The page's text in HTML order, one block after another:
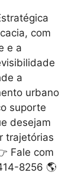
com
e a
a
urbano
suporte
desejam
trajetórias
Fale com
8256 🌎